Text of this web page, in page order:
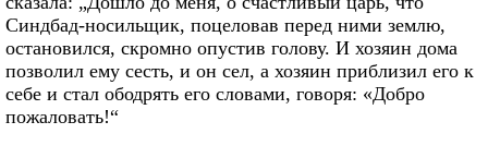
Синдбад-носильщик, поцеловав перед ними землю,
остановился, скромно опустив голову. И хозяин дома
позволил ему сесть, и он сел, а хозяин приблизил его к
себе и стал ободрять его словами, говоря: «Добро
пожаловать!“